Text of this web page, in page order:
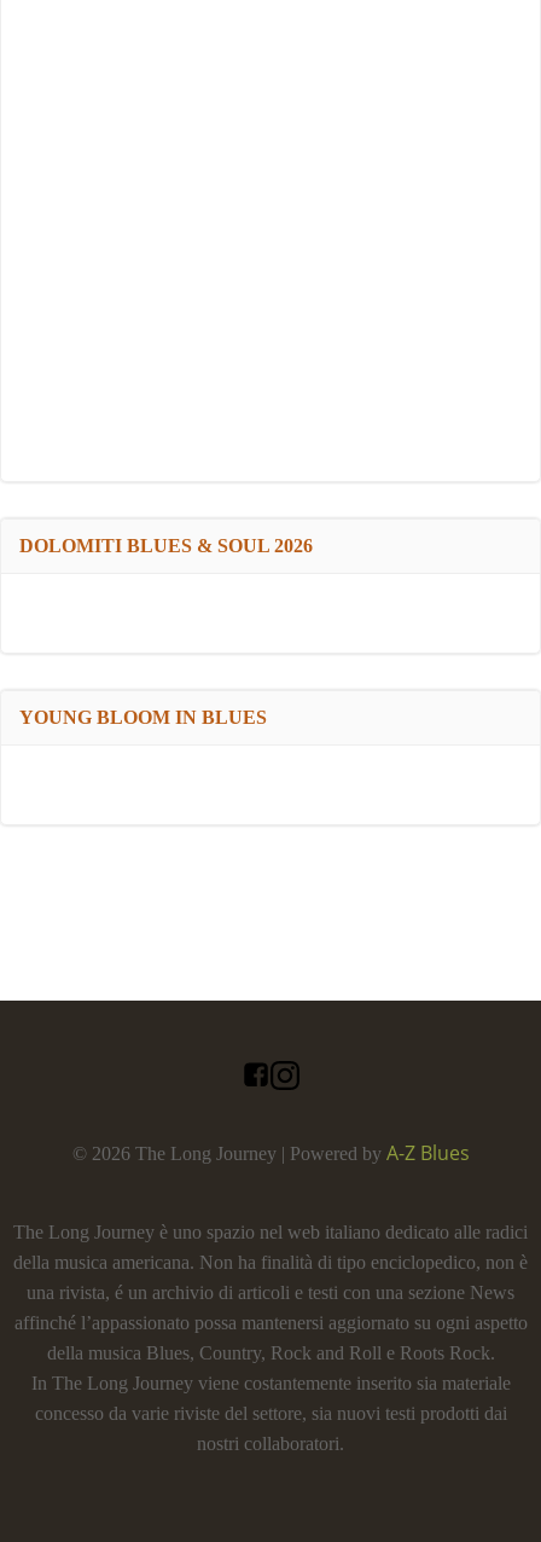
DOLOMITI BLUES & SOUL 2026
YOUNG BLOOM IN BLUES
© 2026 The Long Journey | Powered by A-Z Blues
The Long Journey è uno spazio nel web italiano dedicato alle radici
della musica americana. Non ha finalità di tipo enciclopedico, non è
una rivista, é un archivio di articoli e testi con una sezione News
affinché l’appassionato possa mantenersi aggiornato su ogni aspetto
della musica Blues, Country, Rock and Roll e Roots Rock.
In The Long Journey viene costantemente inserito sia materiale
concesso da varie riviste del settore, sia nuovi testi prodotti dai
nostri collaboratori.